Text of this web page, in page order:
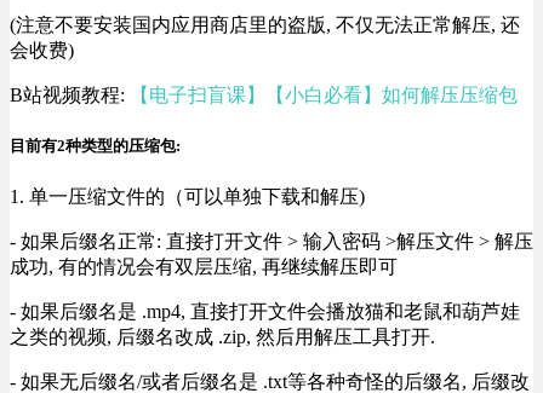
(注意不要安装国内应用商店里的盗版, 不仅无法正常解压, 还
会收费)
B站视频教程: 【电子扫盲课】【小白必看】如何解压压缩包
目前有2种类型的压缩包:
1. 单一压缩文件的（可以单独下载和解压)
- 如果后缀名正常: 直接打开文件 > 输入密码 >解压文件 > 解压
成功, 有的情况会有双层压缩, 再继续解压即可
- 如果后缀名是 .mp4, 直接打开文件会播放猫和老鼠和葫芦娃
之类的视频, 后缀名改成 .zip, 然后用解压工具打开.
- 如果无后缀名/或者后缀名是 .txt等各种奇怪的后缀名, 后缀改